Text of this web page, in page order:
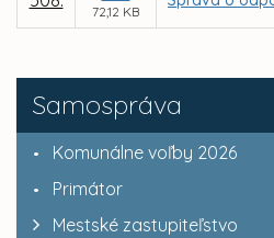
Samospráva
Komunálne voľby 2026
Primátor
Mestské zastupiteľstvo
72,12 KB